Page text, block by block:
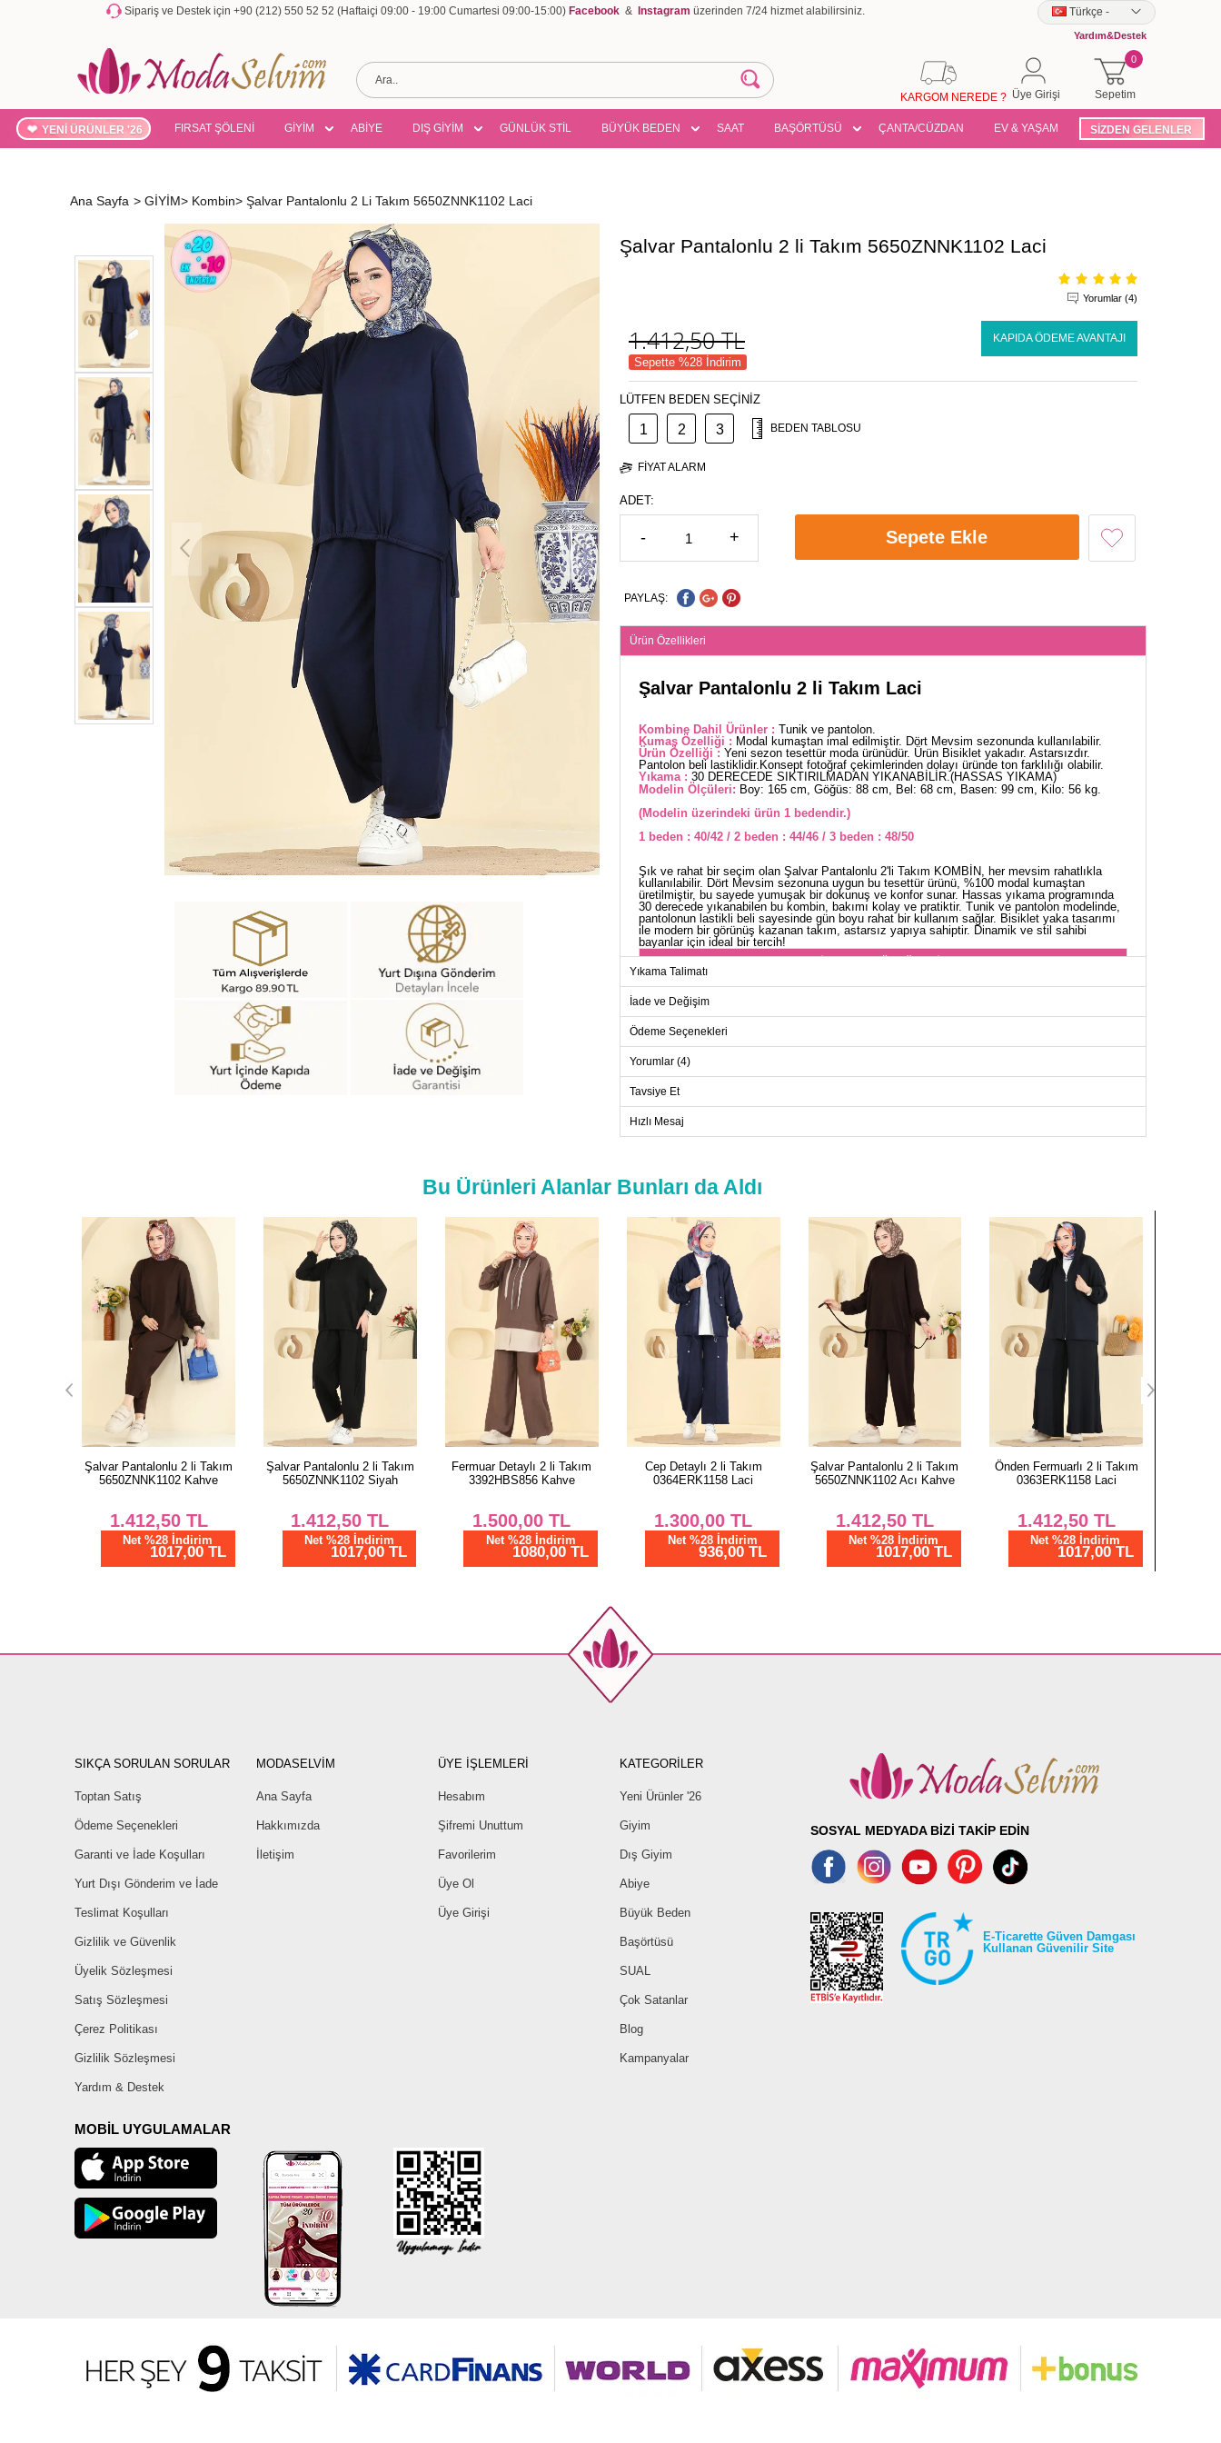
Sipariş ve Destek için +90 (212) 550 52 52 (Haftaiçi 09:00 - 19:00 Cumartesi 09:00-15:00) Facebook & Instagram üzerinden 7/24 hizmet alabilirsiniz. Türkçe -
Yardım&Destek
Sepetim
0
Üye Girişi
KARGOM NEREDE ?
YENİ ÜRÜNLER '26 FIRSAT ŞÖLENİ GİYİM ABİYE DIŞ GİYİM GÜNLÜK STİL BÜYÜK BEDEN SAAT BAŞÖRTÜSÜ ÇANTA/CÜZDAN EV & YAŞAM SİZDEN GELENLER
Ana Sayfa > GİYİM> Kombin> Şalvar Pantalonlu 2 Li Takım 5650ZNNK1102 Laci
Şalvar Pantalonlu 2 li Takım 5650ZNNK1102 Laci
Yorumlar (4)
1.412,50TL KAPIDA ÖDEME AVANTAJI
Sepette %28 İndirim
LÜTFEN BEDEN SEÇİNİZ
1 2 3 BEDEN TABLOSU
FIYAT ALARM
ADET:
- + Sepete Ekle
PAYLAŞ:
Ürün Özellikleri
Şalvar Pantalonlu 2 li Takım Laci
Kombine Dahil Ürünler : Tunik ve pantolon.
Kumaş Özelliği : Modal kumaştan imal edilmiştir. Dört Mevsim sezonunda kullanılabilir.
Ürün Özelliği : Yeni sezon tesettür moda ürünüdür. Ürün Bisiklet yakadır. Astarsızdır.
Pantolon beli lastiklidir.Konsept fotoğraf çekimlerinden dolayı üründe ton farklılığı olabilir.
Yıkama : 30 DERECEDE SIKTIRILMADAN YIKANABİLİR.(HASSAS YIKAMA)
Modelin Ölçüleri: Boy: 165 cm, Göğüs: 88 cm, Bel: 68 cm, Basen: 99 cm, Kilo: 56 kg.
(Modelin üzerindeki ürün 1 bedendir.)
1 beden : 40/42 / 2 beden : 44/46 / 3 beden : 48/50
Şık ve rahat bir seçim olan Şalvar Pantalonlu 2'li Takım KOMBİN, her mevsim rahatlıkla
kullanılabilir. Dört Mevsim sezonuna uygun bu tesettür ürünü, %100 modal kumaştan
üretilmiştir, bu sayede yumuşak bir dokunuş ve konfor sunar. Hassas yıkama programında
30 derecede yıkanabilen bu kombin, bakımı kolay ve pratiktir. Tunik ve pantolon modelinde,
pantolonun lastikli beli sayesinde gün boyu rahat bir kullanım sağlar. Bisiklet yaka tasarımı
ile modern bir görünüş kazanan takım, astarsız yapıya sahiptir. Dinamik ve stil sahibi
bayanlar için ideal bir tercih!
Beden
Göğüs
Boy
1
104
61-69
2
96
Yıkama Talimatı
İade ve Değişim
Ödeme Seçenekleri
Yorumlar (4)
Tavsiye Et
Hızlı Mesaj
Bu Ürünleri Alanlar Bunları da Aldı
Şalvar Pantalonlu 2 li Takım
5650ZNNK1102 Kahve
1.412,50TL
Net %28 İndirim
1017,00 TL
Şalvar Pantalonlu 2 li Takım
5650ZNNK1102 Siyah
1.412,50TL
Net %28 İndirim
1017,00 TL
Fermuar Detaylı 2 li Takım
3392HBS856 Kahve
1.500,00TL
Net %28 İndirim
1080,00 TL
Cep Detaylı 2 li Takım
0364ERK1158 Laci
1.300,00TL
Net %28 İndirim
936,00 TL
Şalvar Pantalonlu 2 li Takım
5650ZNNK1102 Acı Kahve
1.412,50TL
Net %28 İndirim
1017,00 TL
Önden Fermuarlı 2 li Takım
0363ERK1158 Laci
1.412,50TL
Net %28 İndirim
1017,00 TL
SIKÇA SORULAN SORULAR
Toptan Satış
Ödeme Seçenekleri
Garanti ve İade Koşulları
Yurt Dışı Gönderim ve İade
Teslimat Koşulları
Gizlilik ve Güvenlik
Üyelik Sözleşmesi
Satış Sözleşmesi
Çerez Politikası
Gizlilik Sözleşmesi
Yardım & Destek
MODASELVİM
Ana Sayfa
Hakkımızda
İletişim
ÜYE İŞLEMLERİ
Hesabım
Şifremi Unuttum
Favorilerim
Üye Ol
Üye Girişi
KATEGORİLER
Yeni Ürünler '26
Giyim
Dış Giyim
Abiye
Büyük Beden
Başörtüsü
SUAL
Çok Satanlar
Blog
Kampanyalar
MOBİL UYGULAMALAR
SOSYAL MEDYADA BİZİ TAKİP EDİN
E-Ticarette Güven Damgası
Kullanan Güvenilir Site